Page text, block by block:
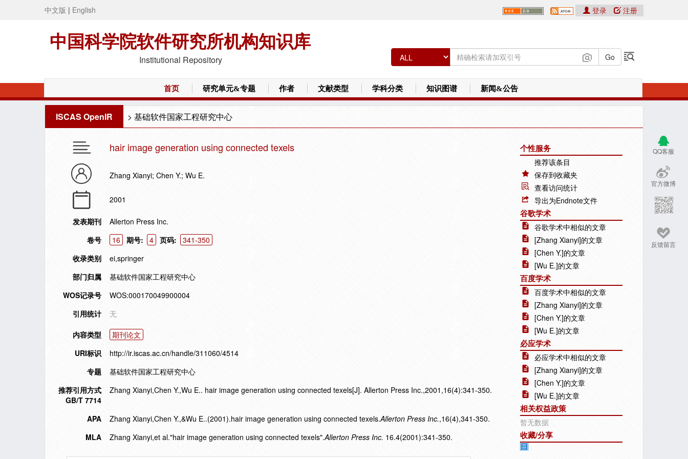
中文版 | English
中国科学院软件研究所机构知识库
Institutional Repository
登录 注册
首页 研究单元&专题 作者 文献类型 学科分类 知识图谱 新闻&公告
ISCAS OpenIR > 基础软件国家工程研究中心
QQ客服
官方微博
反馈留言
hair image generation using connected texels
Zhang Xianyi; Chen Y.; Wu E.
2001
发表期刊
Allerton Press Inc.
卷号
16 期号: 4 页码:
341-350
收录类别
ei,springer
部门归属
基础软件国家工程研究中心
WOS记录号
WOS:000170049900004
引用统计
无
内容类型
期刊论文
URI标识
http://ir.iscas.ac.cn/handle/311060/4514
专题
基础软件国家工程研究中心
推荐引用方式
GB/T 7714
Zhang Xianyi,Chen Y.,Wu E.. hair image generation using connected texels[J]. Allerton Press Inc.,2001,16(4):341-350.
APA Zhang Xianyi,Chen Y.,&Wu E..(2001).hair image generation using connected texels.Allerton Press Inc.,16(4),341-350.
MLA
Zhang Xianyi,et al."hair image generation using connected texels".Allerton Press Inc. 16.4(2001):341-350.
个性服务
推荐该条目
保存到收藏夹
查看访问统计
导出为Endnote文件
谷歌学术
谷歌学术中相似的文章
[Zhang Xianyi]的文章
[Chen Y.]的文章
[Wu E.]的文章
百度学术
百度学术中相似的文章
[Zhang Xianyi]的文章
[Chen Y.]的文章
[Wu E.]的文章
必应学术
必应学术中相似的文章
[Zhang Xianyi]的文章
[Chen Y.]的文章
[Wu E.]的文章
相关权益政策
暂无数据
收藏/分享